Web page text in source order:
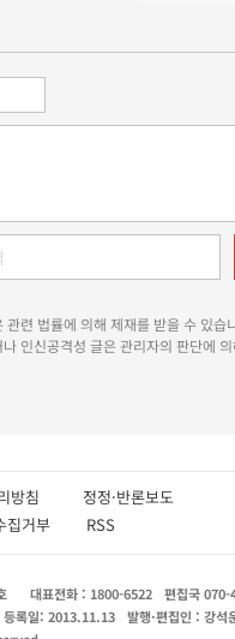
련 법률에 의해 제재를 받을 수 있습
인신공격성 글은 관리자의 판단에
리방침 정정·반론보도
집거부 RSS
대표전화 : 1800-6522 편집국
등록일: 2013.11.13 발행·편집인 : 강석